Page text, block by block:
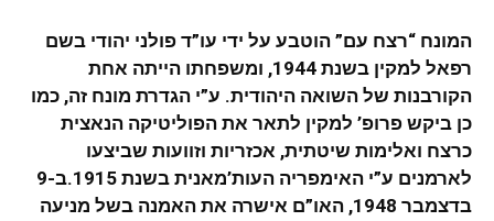
המונח “רצח עם” הוטבע על ידי עו”ד פולני יהודי בשם
רפאל למקין בשנת 1944, ומשפחתו הייתה אחת
הקורבנות של השואה היהודית. ע”י הגדרת מונח זה, כמו
כן ביקש פרופ’ למקין לתאר את הפוליטיקה הנאצית
כרצח ואלימות שיטתית, אכזריות וזוועות שביצעו
לארמנים ע”י האימפריה העות’מאנית בשנת 1915.ב-9
בדצמבר 1948, האו”ם אישרה את האמנה בשל מניעה